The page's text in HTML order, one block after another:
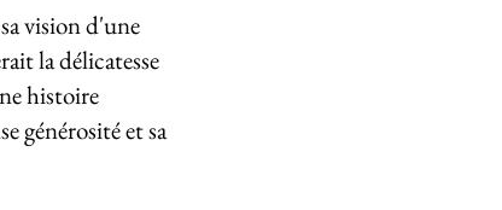
vision d'une
la délicatesse
histoire
générosité et sa